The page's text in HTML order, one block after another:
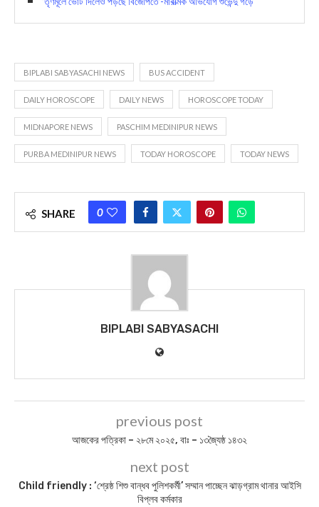
BIPLABI SABYASACHI NEWS BUS ACCIDENT
DAILY HOROSCOPE DAILY NEWS HOROSCOPE TODAY
MIDNAPORE NEWS PASCHIM MEDINIPUR NEWS
PURBA MEDINIPUR NEWS TODAY HOROSCOPE TODAY NEWS
SHARE 0
BIPLABI SABYASACHI
previous post
আজকের পত্রিকা – ২৮মে ২০২৫, বাঃ – ১৩জ্যৈষ্ঠ ১৪৩২
next post
Child friendly : ‘শ্রেষ্ঠ শিশু বান্ধব পুলিশকর্মী’ সম্মান পাচ্ছেন ঝাড়গ্রাম থানার আইসি
বিপ্লব কর্মকার